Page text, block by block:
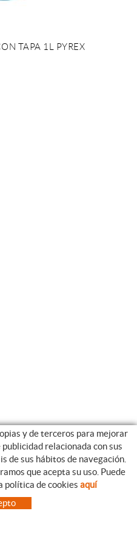
TAPA 1L PYREX
GUIA DE COMPRA
CONDICIONES DE COMPRA
PAGO
y de terceros para mejorar
relacionada con sus
de sus hábitos de navegación.
que acepta su uso. Puede
política de cookies aquí